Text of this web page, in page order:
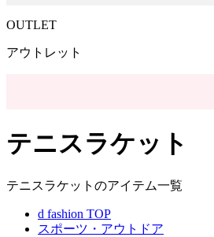
OUTLET
アウトレット
テニスラケット
テニスラケットのアイテム一覧
d fashion TOP
スポーツ・アウトドア